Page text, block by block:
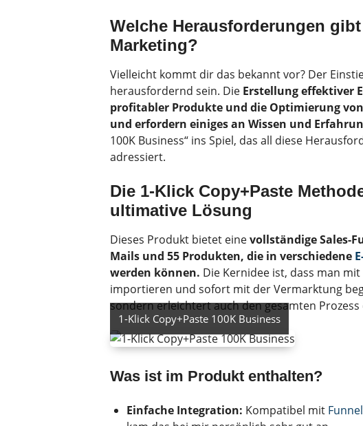
Welche Herausforderungen
Marketing?
Vielleicht kommt dir das bekannt vor? Der
herausfordernd sein. Die Erstellung effektiver
profitabler Produkte und die Optimierung
und erfordern einiges an Wissen und
100K Business“ ins Spiel, das all diese
adressiert.
Die 1-Klick Copy+Paste
ultimative Lösung
Dieses Produkt bietet einevollständige Sales-
Mails und 55 Produkten, die in verschiedene
werden können. Die Kernidee ist, dass man
importieren und sofort mit der Vermarktung
sondern erleichtert auch den gesamten Prozess
1-Klick Copy+Paste 100K Business
Was ist im Produkt enthalten?
Einfache Integration: Kompatibel mit